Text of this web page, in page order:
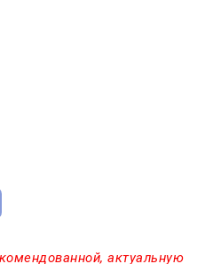
актуальную